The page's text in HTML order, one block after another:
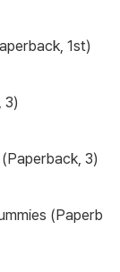
1st)
3)
3)
(Paperb